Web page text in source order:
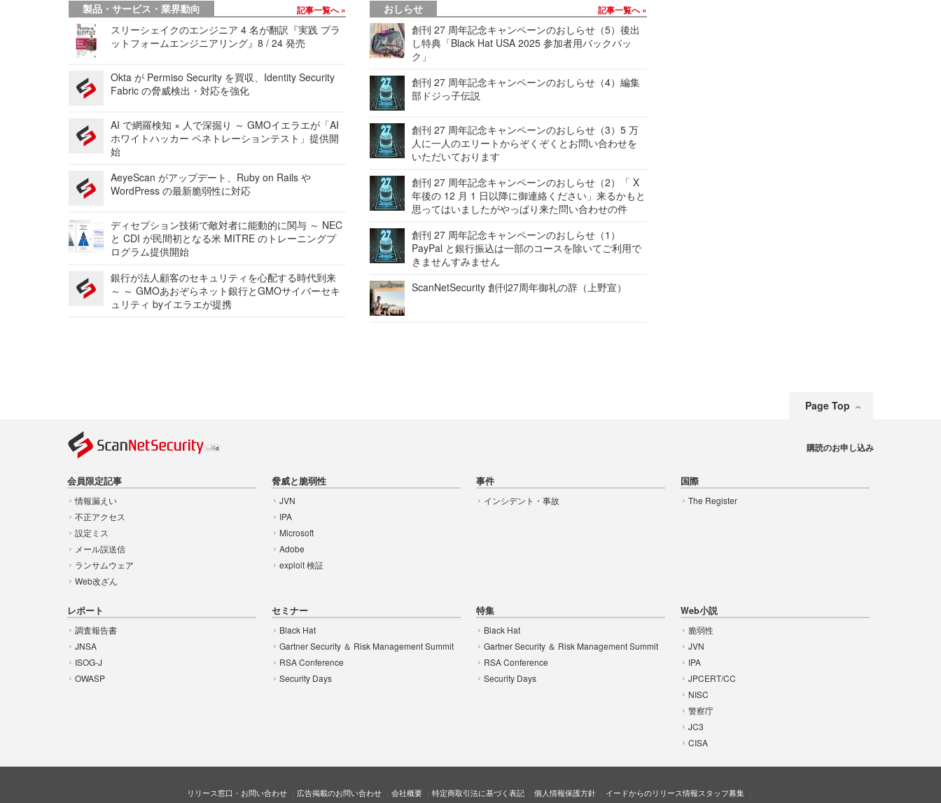
製品・サービス・業界動向 記事一覧へ
スリーシェイクのエンジニア 4 名が翻訳『実践 プラ
ットフォームエンジニアリング』8 / 24 発売
Okta が Permiso Security を買収、Identity Security
Fabric の脅威検出・対応を強化
AI で網羅検知 × 人で深掘り ～ GMOイエラエが「AI
ホワイトハッカー ペネトレーションテスト」提供開
始
AeyeScan がアップデート、Ruby on Rails や
WordPress の最新脆弱性に対応
ディセプション技術で敵対者に能動的に関与 ～ NEC
と CDI が民間初となる米 MITRE のトレーニングプ
ログラム提供開始
銀行が法人顧客のセキュリティを心配する時代到来
～ ～ GMOあおぞらネット銀行とGMOサイバーセキ
ュリティ byイエラエが提携
おしらせ 記事一覧へ
創刊 27 周年記念キャンペーンのおしらせ（5）後出
し特典「Black Hat USA 2025 参加者用バックパッ
ク」
創刊 27 周年記念キャンペーンのおしらせ（4）編集
部ドジっ子伝説
創刊 27 周年記念キャンペーンのおしらせ（3）5 万
人に一人のエリートからぞくぞくとお問い合わせを
いただいております
創刊 27 周年記念キャンペーンのおしらせ（2）「 X
年後の 12 月 1 日以降に御連絡ください」来るかもと
思ってはいましたがやっぱり来た問い合わせの件
創刊 27 周年記念キャンペーンのおしらせ（1）
PayPal と銀行振込は一部のコースを除いてご利用で
きませんすみません
ScanNetSecurity 創刊27周年御礼の辞（上野宣）
Page Top
会員限定記事
情報漏えい
不正アクセス
設定ミス
メール誤送信
ランサムウェア
Web改ざん
脅威と脆弱性
JVN
IPA
Microsoft
Adobe
exploit 検証
事件
インシデント・事故
国際
The Register
レポート
調査報告書
JNSA
ISOG-J
OWASP
セミナー
Black Hat
Gartner Security ＆ Risk Management Summit
RSA Conference
Security Days
特集
Black Hat
Gartner Security ＆ Risk Management Summit
RSA Conference
Security Days
Web小説
脆弱性
JVN
IPA
JPCERT/CC
NISC
警察庁
JC3
CISA
購読のお申し込み
リリース窓口・お問い合わせ 広告掲載のお問い合わせ 会社概要 特定商取引法に基づく表記 個人情報保護方針 イードからのリリース情報スタッフ募集